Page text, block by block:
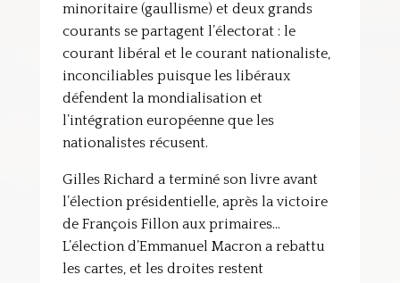
minoritaire (gaullisme) et deux grands
courants se partagent l’électorat : le
courant libéral et le courant nationaliste,
inconciliables puisque les libéraux
défendent la mondialisation et
l’intégration européenne que les
nationalistes récusent.
Gilles Richard a terminé son livre avant
l’élection présidentielle, après la victoire
de François Fillon aux primaires…
L’élection d’Emmanuel Macron a rebattu
les cartes, et les droites restent